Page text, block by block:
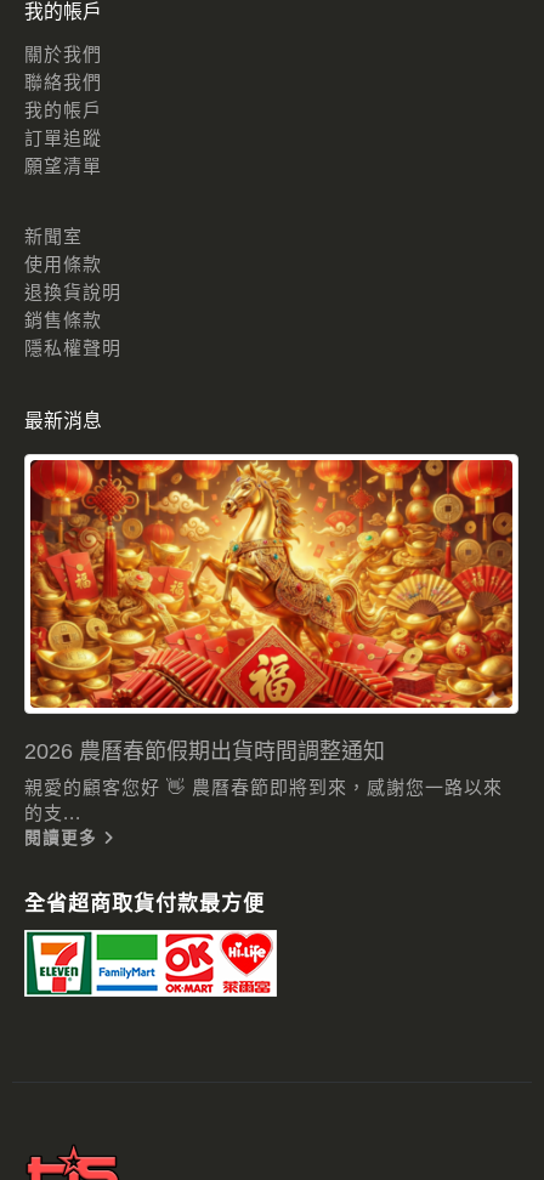
我的帳戶
關於我們
聯絡我們
我的帳戶
訂單追蹤
願望清單
新聞室
使用條款
退換貨說明
銷售條款
隱私權聲明
最新消息
2026 農曆春節假期出貨時間調整通知
親愛的顧客您好 👋 農曆春節即將到來，感謝您一路以來
的支...
閱讀更多
全省超商取貨付款最方便